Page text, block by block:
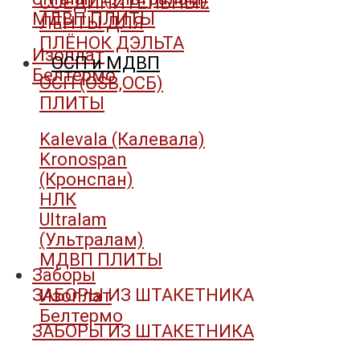
ЛЕНТЫ ДЛЯ
ПЛЁНОК ДЭЛЬТА
ОСП и МДВП
ОСП (OSB,ОСБ)
ПЛИТЫ
Kalevala (Калевала)
Kronospan
(Кронспан)
НЛК
Ultralam
(Ультралам)
МДВП ПЛИТЫ
Изоплат
Белтермо
МДВП ПЛИТЫ
Изоплат
Белтермо
Заборы
ЗАБОРЫ ИЗ ШТАКЕТНИКА
ЗАБОРЫ ИЗ ШТАКЕТНИКА